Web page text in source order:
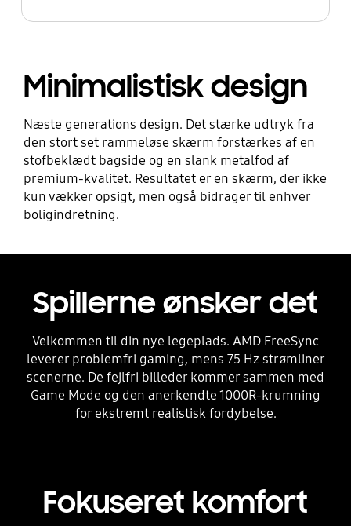
Minimalistisk design
Næste generations design. Det stærke udtryk fra
den stort set rammeløse skærm forstærkes af en
stofbeklædt bagside og en slank metalfod af
premium-kvalitet. Resultatet er en skærm, der ikke
kun vækker opsigt, men også bidrager til enhver
boligindretning.
Spillerne ønsker det
Velkommen til din nye legeplads. AMD FreeSync
leverer problemfri gaming, mens 75 Hz strømliner
scenerne. De fejlfri billeder kommer sammen med
Game Mode og den anerkendte 1000R-krumning
for ekstremt realistisk fordybelse.
Fokuseret komfort